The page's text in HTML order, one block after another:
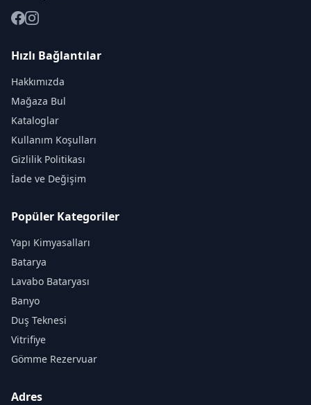
Hızlı Bağlantılar
Hakkımızda
Mağaza Bul
Kataloglar
Kullanım Koşulları
Gizlilik Politikası
İade ve Değişim
Popüler Kategoriler
Yapı Kimyasalları
Batarya
Lavabo Bataryası
Banyo
Duş Teknesi
Vitrifiye
Gömme Rezervuar
Adres